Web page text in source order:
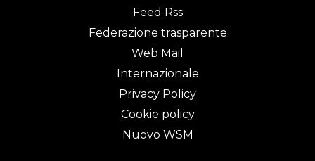
Feed Rss
Federazione trasparente
Web Mail
Internazionale
Privacy Policy
Cookie policy
Nuovo WSM